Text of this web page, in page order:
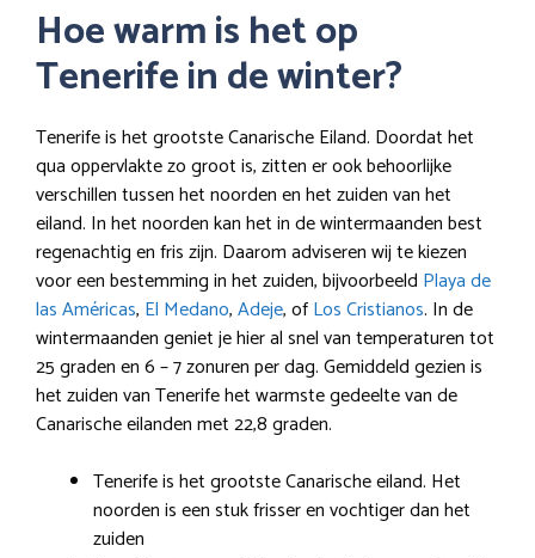
Hoe warm is het op
Tenerife in de winter?
Tenerife is het grootste Canarische Eiland. Doordat het
qua oppervlakte zo groot is, zitten er ook behoorlijke
verschillen tussen het noorden en het zuiden van het
eiland. In het noorden kan het in de wintermaanden best
regenachtig en fris zijn. Daarom adviseren wij te kiezen
voor een bestemming in het zuiden, bijvoorbeeld Playa de
las Américas, El Medano,Adeje, ofLos Cristianos. In de
wintermaanden geniet je hier al snel van temperaturen tot
25 graden en 6 – 7 zonuren per dag. Gemiddeld gezien is
het zuiden van Tenerife het warmste gedeelte van de
Canarische eilanden met 22,8 graden.
Tenerife is het grootste Canarische eiland. Het
noorden is een stuk frisser en vochtiger dan het
zuiden